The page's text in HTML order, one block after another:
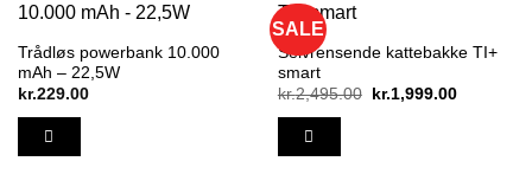
Trådløs powerbank 10.000
mAh – 22,5W
kr.229.00
SALE
Selvrensende kattebakke TI+
smart
kr.2,495.00
Den
kr.1,999.00Den